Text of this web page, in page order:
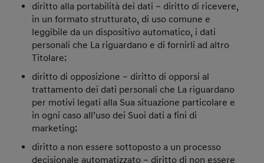
diritto alla portabilità dei dati – diritto di ricevere,
in un formato strutturato, di uso comune e
leggibile da un dispositivo automatico, i dati
personali che La riguardano e di fornirli ad altro
Titolare;
diritto di opposizione – diritto di opporsi al
trattamento dei dati personali che La riguardano
per motivi legati alla Sua situazione particolare e
in ogni caso all’uso dei Suoi dati a fini di
marketing;
diritto a non essere sottoposto a un processo
decisionale automatizzato – diritto di non essere